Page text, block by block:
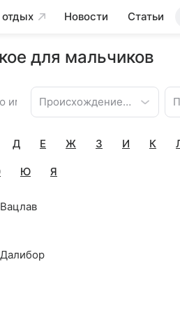
Новости Статьи
для мальчиков
Происхождение имени
Д Е Ж З И К
Ю Я
Вацлав
Далибор